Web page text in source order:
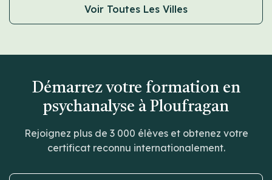
Voir Toutes Les Villes
Démarrez votre formation en
psychanalyse à Ploufragan
Rejoignez plus de 3 000 élèves et obtenez votre
certificat reconnu internationalement.